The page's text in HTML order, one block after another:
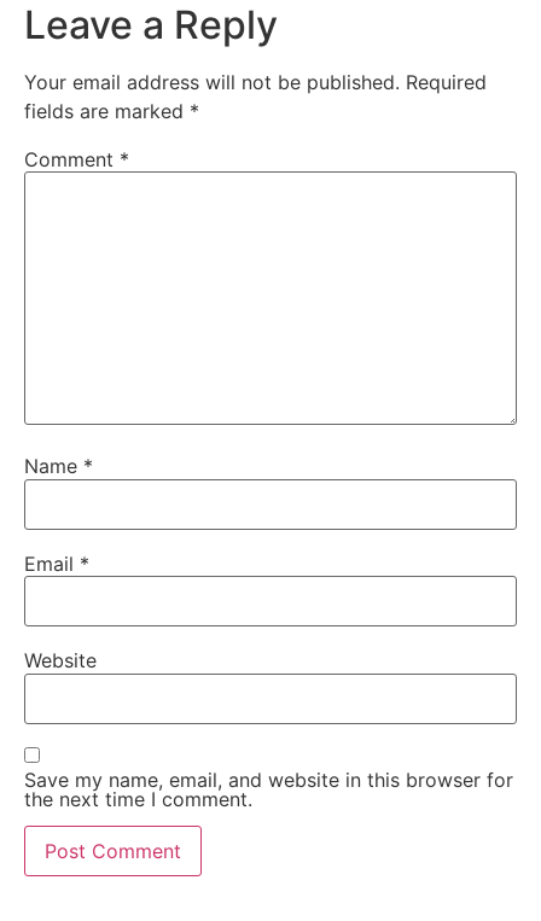
Leave a Reply
Your email address will not be published. Required
fields are marked *
Comment *
Name *
Email *
Website
Save my name, email, and website in this browser for
the next time I comment.